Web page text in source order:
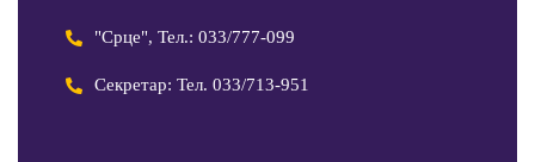
"Срце", Тел.: 033/777-099
Секретар: Тел. 033/713-951